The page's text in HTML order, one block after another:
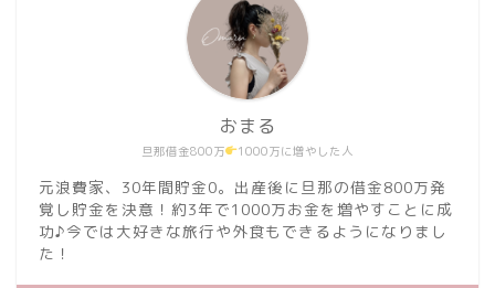
旦那借金800万 1000万に増やした人
おまる
元浪費家、30年間貯金0。出産後に旦那の借金800万発
覚し貯金を決意！約3年で1000万お金を増やすことに成
功♪今では大好きな旅行や外食もできるようになりまし
た！